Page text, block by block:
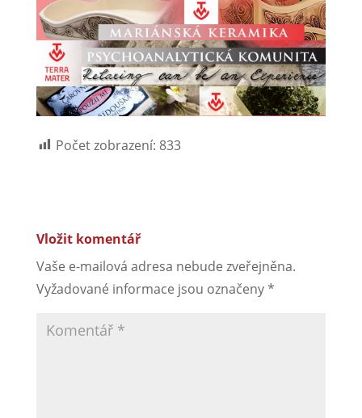
Počet zobrazení: 833
Vložit komentář
Vaše e-mailová adresa nebude zveřejněna.
Vyžadované informace jsou označeny*